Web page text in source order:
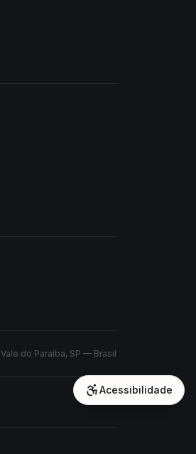
Vale do Paraíba, SP — Brasil
Acessibilidade